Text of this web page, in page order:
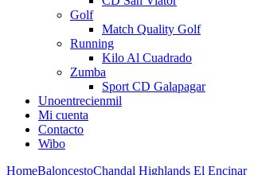
Golf
Match Quality Golf
Running
Kilo Al Cuadrado
Zumba
Sport CD Galapagar
Unoentrecienmil
Mi cuenta
Contacto
Wibo
HomeBaloncestoChandal Highlands El Encinar